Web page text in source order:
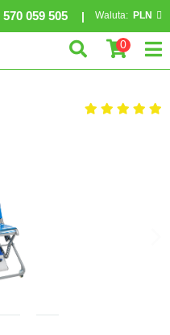
570 059 505 Waluta: PLN
0